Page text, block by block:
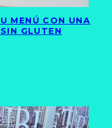
MENÚ CON UNA
GLUTEN